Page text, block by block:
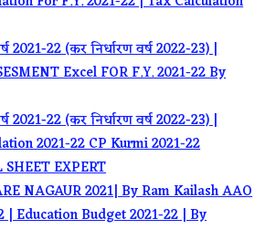
2021-22 (कर निर्धारण वर्ष 2022-23) |
Excel FOR F.Y. 2021-22 By
2021-22 (कर निर्धारण वर्ष 2022-23) |
2021-22 CP Kurmi 2021-22
EXPERT
NAGAUR 2021| By Ram Kailash AAO
| Education Budget 2021-22 | By